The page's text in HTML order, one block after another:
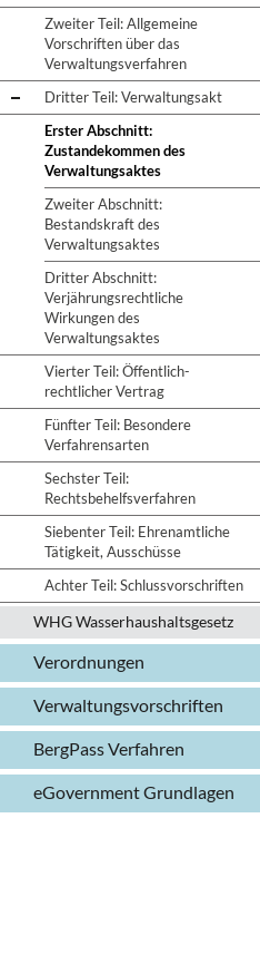
Zweiter Teil: Allgemeine
Vorschriften über das
Verwaltungsverfahren
Dritter Teil: Verwaltungsakt
Erster Abschnitt:
Zustandekommen des
Verwaltungsaktes
Zweiter Abschnitt:
Bestandskraft des
Verwaltungsaktes
Dritter Abschnitt:
Verjährungsrechtliche
Wirkungen des
Verwaltungsaktes
Vierter Teil: Öffentlich-
rechtlicher Vertrag
Fünfter Teil: Besondere
Verfahrensarten
Sechster Teil:
Rechtsbehelfsverfahren
Siebenter Teil: Ehrenamtliche
Tätigkeit, Ausschüsse
Achter Teil: Schlussvorschriften
WHG Wasserhaushalts­gesetz
Verordnungen
Verwaltungs­vorschriften
BergPass Verfahren
eGovernment Grundlagen